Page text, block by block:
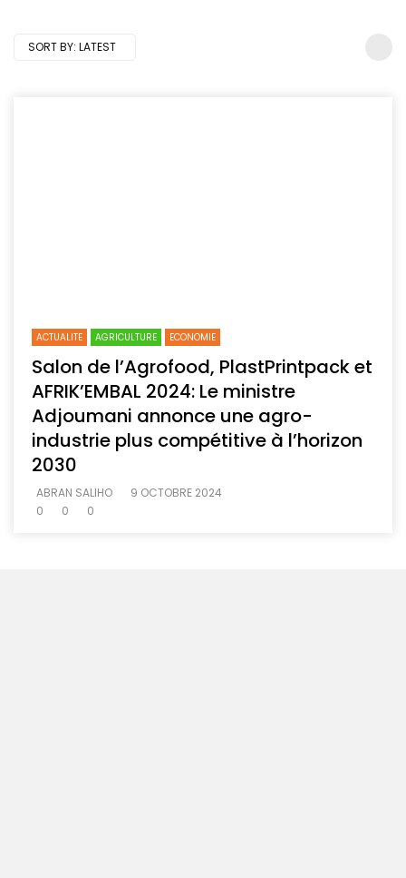
SORT BY: LATEST
ACTUALITE AGRICULTURE ECONOMIE
Salon de l’Agrofood, PlastPrintpack et
AFRIK’EMBAL 2024: Le ministre
Adjoumani annonce une agro-
industrie plus compétitive à l’horizon
2030
ABRAN SALIHO
9 OCTOBRE 2024
0
0 0